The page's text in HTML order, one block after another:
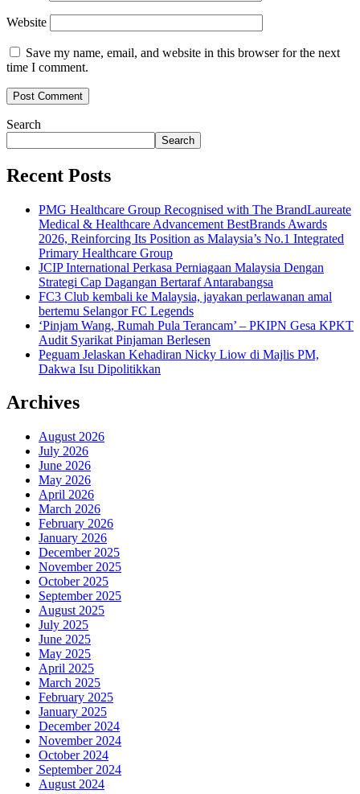
Website
Save my name, email, and website in this browser for the next
time I comment.
Search
Search
Recent Posts
PMG Healthcare Group Recognised with The BrandLaureate
Medical & Healthcare Advancement BestBrands Awards
2026, Reinforcing Its Position as Malaysia’s No.1 Integrated
Primary Healthcare Group
JCIP International Perkasa Perniagaan Malaysia Dengan
Strategi Cap Dagangan Bertaraf Antarabangsa
FC3 Club kembali ke Malaysia, jayakan perlawanan amal
bertemu Selangor FC Legends
‘Pinjam Wang, Rumah Pula Terancam’ – PKIPN Gesa KPKT
Audit Syarikat Pinjaman Berlesen
Peguam Jelaskan Kehadiran Nicky Liow di Majlis PM,
Dakwa Isu Dipolitikkan
Archives
August 2026
July 2026
June 2026
May 2026
April 2026
March 2026
February 2026
January 2026
December 2025
November 2025
October 2025
September 2025
August 2025
July 2025
June 2025
May 2025
April 2025
March 2025
February 2025
January 2025
December 2024
November 2024
October 2024
September 2024
August 2024